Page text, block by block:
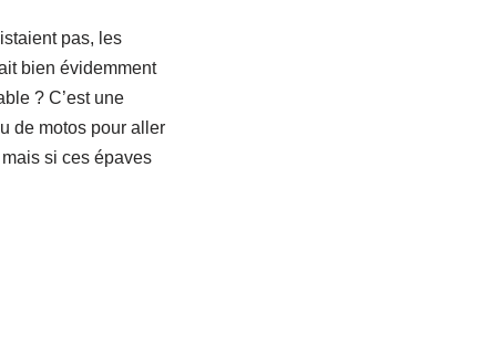
pas, les
bien évidemment
? C’est une
de motos pour aller
si ces épaves